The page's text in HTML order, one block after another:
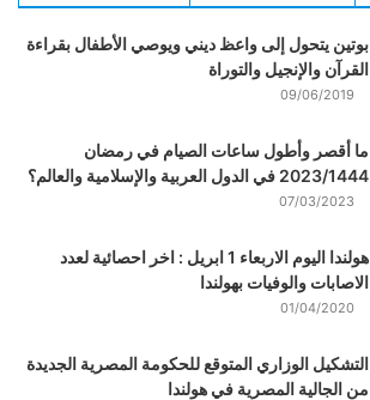
بوتين يتحول إلى واعظ ديني ويوصي الأطفال بقراءة
القرآن والإنجيل والتوراة
09/06/2019
ما أقصر وأطول ساعات الصيام في رمضان
2023/1444 في الدول العربية والإسلامية والعالم؟
07/03/2023
هولندا اليوم الاربعاء 1 ابريل : اخر احصائية لعدد
الاصابات والوفيات بهولندا
01/04/2020
التشكيل الوزاري المتوقع للحكومة المصرية الجديدة
من الجالية المصرية في هولندا